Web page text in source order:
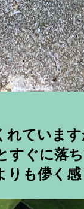
れていま
ぐに落
も儚く感